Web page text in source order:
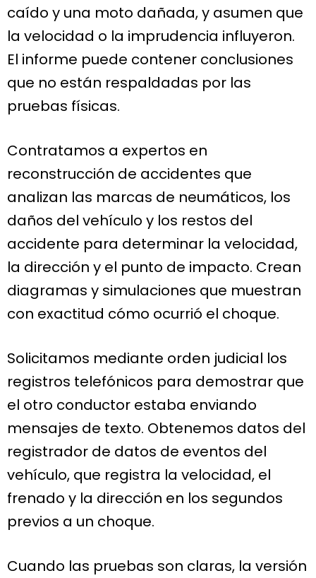
caído y una moto dañada, y asumen que
la velocidad o la imprudencia influyeron.
El informe puede contener conclusiones
que no están respaldadas por las
pruebas físicas.
Contratamos a expertos en
reconstrucción de accidentes que
analizan las marcas de neumáticos, los
daños del vehículo y los restos del
accidente para determinar la velocidad,
la dirección y el punto de impacto. Crean
diagramas y simulaciones que muestran
con exactitud cómo ocurrió el choque.
Solicitamos mediante orden judicial los
registros telefónicos para demostrar que
el otro conductor estaba enviando
mensajes de texto. Obtenemos datos del
registrador de datos de eventos del
vehículo, que registra la velocidad, el
frenado y la dirección en los segundos
previos a un choque.
Cuando las pruebas son claras, la versión